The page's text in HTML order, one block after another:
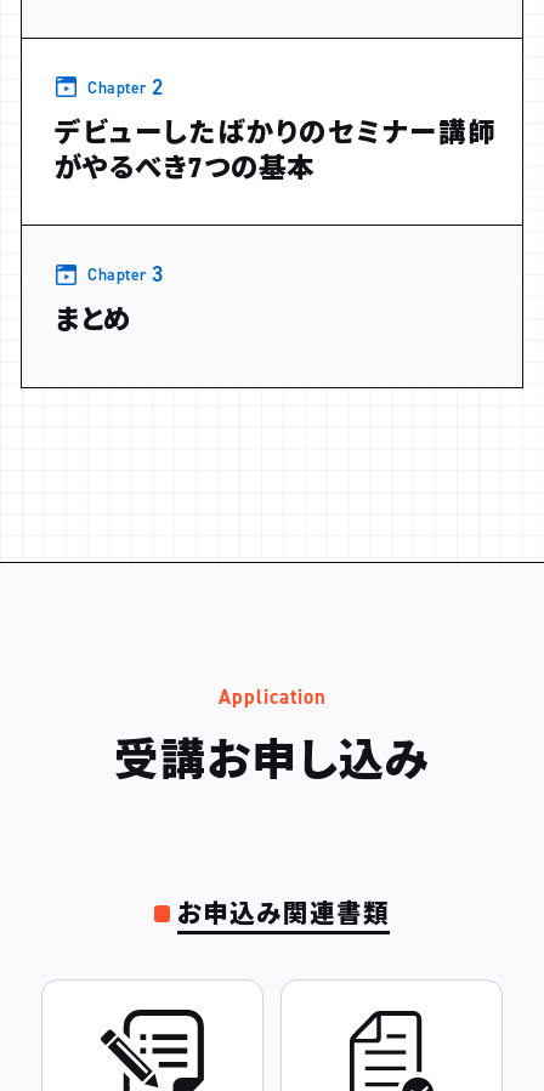
Chapter 2
デビューしたばかりのセミナー講師
がやるべき7つの基本
Chapter 3
まとめ
Application
受講お申し込み
お申込み関連書類